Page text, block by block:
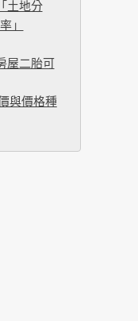
土地分
」
屋二胎可
與價格種